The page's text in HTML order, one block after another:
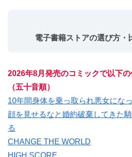
電子書籍ストアの選び方・
2026年8月発売のコミックで以下
（五十音順）
10年間身体を乗っ取られ悪女にな
顔を見せるなと婚約破棄してきた
る
CHANGE THE WORLD
HIGH SCORE